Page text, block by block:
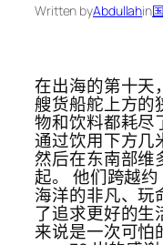
Written byAbdullahin
在出海的第十天
艘货船舵上方的
物和饮料都耗尽
通过饮用下方几
然后在东南部维
起。 他们跨越约
海洋的非凡、玩
了追求更好的生
来说是一次可怕